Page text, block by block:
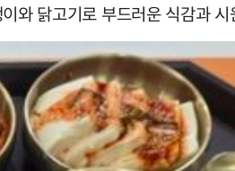
와 닭고기로 부드러운 식감과